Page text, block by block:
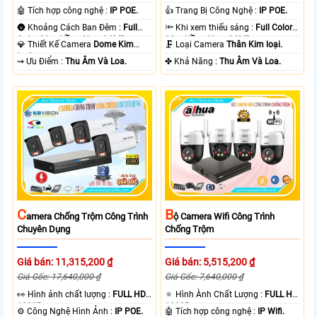
🤖️ Tích hợp công nghệ :
IP POE.
🌚 Khoảng Cách Ban Đêm : Full
Color 30m Hồng Ngoại SMD.
💎 Thiết Kế Camera Dome Kim
loại.
️⇝ Ưu Điểm :Thu Âm Và Loa.
👍 Trang Bị Công Nghệ :
IP POE.
🔦 Khi xem thiếu sáng : Full Color
30m Hồng Ngoại SMD.
🗜️ Loại CameraThân Kim loại.
️✤ Khả Năng :Thu Âm Và Loa.
CAmera Chống Trộm Công Trình
Chuyên Dụng
Giá bán: 11,315,200 ₫
Giá Gốc: 17,640,000 ₫
️👀 Hình ảnh chất lượng : FULL HD
1080P .
⚙ Công Nghệ Hình Ảnh : IP POE.
BỘ Camera Wifi Công Trình
Chống Trộm
Giá bán: 5,515,200 ₫
Giá Gốc: 7,640,000 ₫
🔅 Hình Ành Chất Lượng : FULL HD
1080P .
🤖️ Tích hợp công nghệ : IP Wifi.